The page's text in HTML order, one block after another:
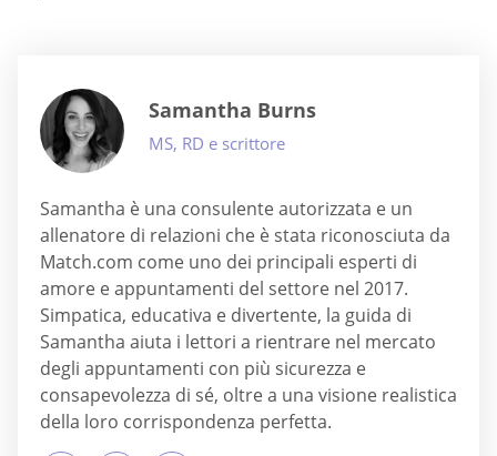
Samantha Burns
MS, RD e scrittore
Samantha è una consulente autorizzata e un
allenatore di relazioni che è stata riconosciuta da
Match.com come uno dei principali esperti di
amore e appuntamenti del settore nel 2017.
Simpatica, educativa e divertente, la guida di
Samantha aiuta i lettori a rientrare nel mercato
degli appuntamenti con più sicurezza e
consapevolezza di sé, oltre a una visione realistica
della loro corrispondenza perfetta.